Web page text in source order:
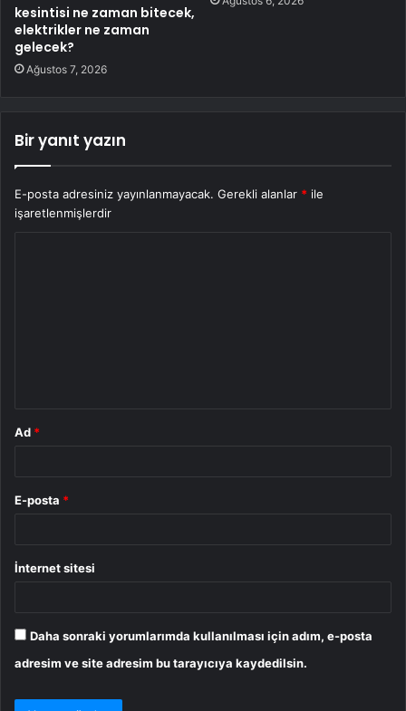
kesintisi ne zaman bitecek,
elektrikler ne zaman
gelecek?
Ağustos 7, 2026
Bir yanıt yazın
E-posta adresiniz yayınlanmayacak. Gerekli alanlar * ile
işaretlenmişlerdir
Ad *
E-posta *
İnternet sitesi
Daha sonraki yorumlarımda kullanılması için adım, e-posta
adresim ve site adresim bu tarayıcıya kaydedilsin.